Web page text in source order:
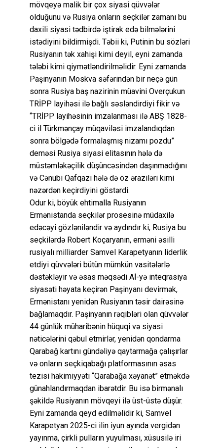
mövqeyə malik bir çox siyasi qüvvələr
olduğunu və Rusiya onların seçkilər zamanı bu
daxili siyasi tədbirdə iştirak edə bilmələrini
istədiyini bildirmişdi. Təbii ki, Putinin bu sözləri
Rusiyanın tək xahişi kimi deyil, eyni zamanda
tələbi kimi qiymətləndirilməlidir. Eyni zamanda
Paşinyanın Moskva səfərindən bir neçə gün
sonra Rusiya baş nazirinin müavini Overçukun
TRİPP layihəsi ilə bağlı səsləndirdiyi fikir və
“TRİPP layihəsinin imzalanması ilə ABŞ 1828-
ci il Türkmənçay müqaviləsi imzalandıqdan
sonra bölgədə formalaşmış nizamı pozdu”
deməsi Rusiya siyasi elitasının hələ də
müstəmləkəçilik düşüncəsindən daşınmadığını
və Cənubi Qafqazı hələ də öz əraziləri kimi
nəzərdən keçirdiyini göstərdi.
Odur ki, böyük ehtimalla Rusiyanın
Ermənistanda seçkilər prosesinə müdaxilə
edəcəyi gözləniləndir və aydındır ki, Rusiya bu
seçkilərdə Robert Koçaryanın, erməni əsilli
rusiyalı milliarder Samvel Karapetyanın liderlik
etdiyi qüvvələri bütün mümkün vasitələrlə
dəstəkləyir və əsas məqsədi Aİ-yə inteqrasiya
siyasəti həyata keçirən Paşinyanı devirmək,
Ermənistanı yenidən Rusiyanın təsir dairəsinə
bağlamaqdır. Paşinyanın rəqibləri olan qüvvələr
44 günlük müharibənin hüquqi və siyasi
nəticələrini qəbul etmirlər, yenidən qondarma
Qarabağ kartını gündəliyə qaytarmağa çalışırlar
və onların seçkiqabağı platformasının əsas
tezisi hakimiyyəti “Qarabağa xəyanət” etməkdə
günahlandırmaqdan ibarətdir. Bu isə birmənalı
şəkildə Rusiyanın mövqeyi ilə üst-üstə düşür.
Eyni zamanda qeyd edilməlidir ki, Samvel
Karapetyan 2025-ci ilin iyun ayında vergidən
yayınma, çirkli pulların yuyulması, xüsusilə iri